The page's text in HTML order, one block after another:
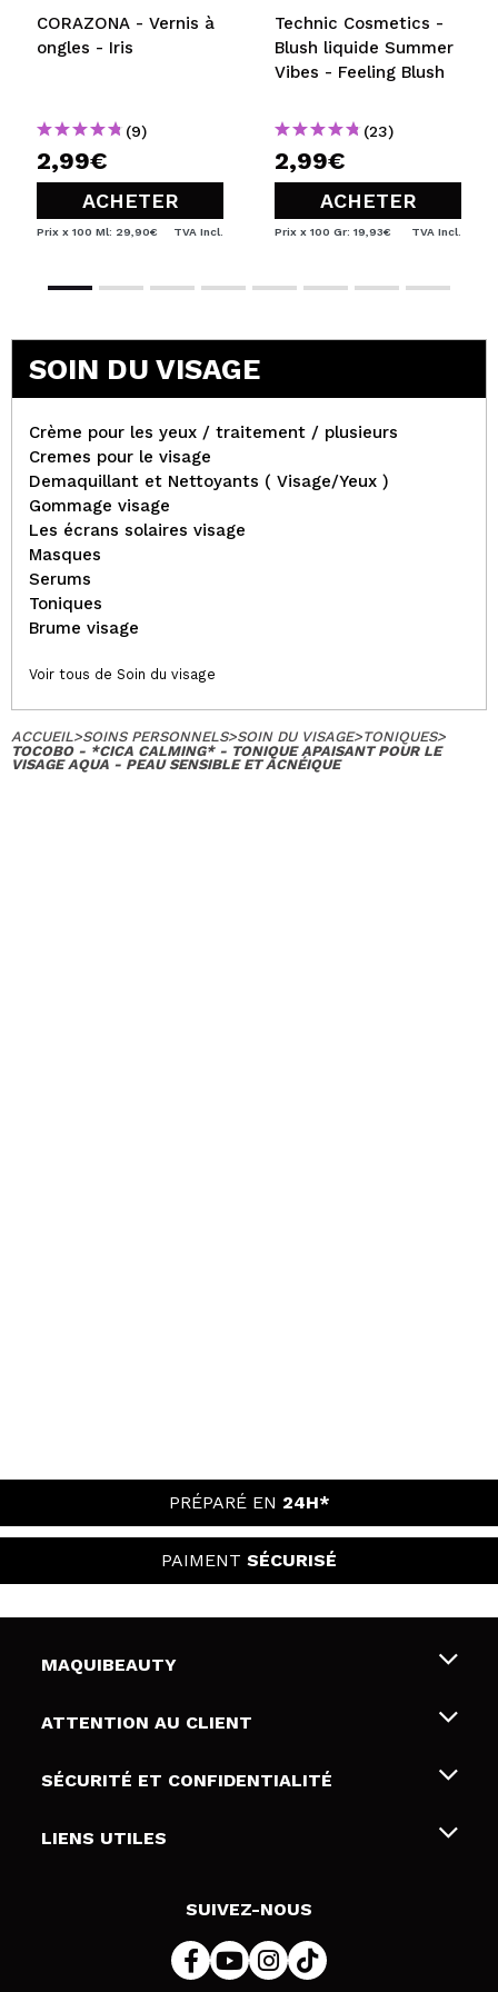
CORAZONA - Vernis à
ongles - Iris
(9)
2,99€
ACHETER
Prix x 100 Ml: 29,90€ TVA Incl.
Technic Cosmetics -
Blush liquide Summer
Vibes - Feeling Blush
(23)
2,99€
ACHETER
Prix x 100 Gr: 19,93€ TVA Incl.
SOIN DU VISAGE
Crème pour les yeux / traitement / plusieurs
Cremes pour le visage
Demaquillant et Nettoyants ( Visage/Yeux )
Gommage visage
Les écrans solaires visage
Masques
Serums
Toniques
Brume visage
Voir tous de Soin du visage
ACCUEIL>SOINS PERSONNELS>SOIN DU VISAGE>TONIQUES>
TOCOBO - *CICA CALMING* - TONIQUE APAISANT POUR LE
VISAGE AQUA - PEAU SENSIBLE ET ACNÉIQUE
PRÉPARÉ EN 24H*
PAIMENT SÉCURISÉ
MAQUIBEAUTY
Qui sommes nous
Cartes-cadeaux
ATTENTION AU CLIENT
Livraison & retour
Modes de paiement
SÉCURITÉ ET CONFIDENTIALITÉ
Conditions et confidentialité
LIENS UTILES
SUIVEZ-NOUS